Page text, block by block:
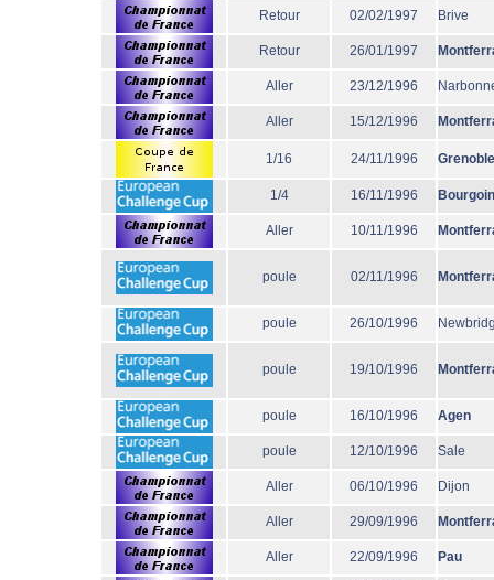
Retour 02/02/1997 Brive
Retour 26/01/1997
Aller 23/12/1996
Aller 15/12/1996
1/16 24/11/1996 Grenoble
1/4 16/11/1996 Bourgoin
Aller 10/11/1996
poule 02/11/1996
poule 26/10/1996
poule 19/10/1996
poule 16/10/1996 Agen
poule 12/10/1996 Sale
Aller 06/10/1996 Dijon
Aller 29/09/1996
Aller 22/09/1996 Pau